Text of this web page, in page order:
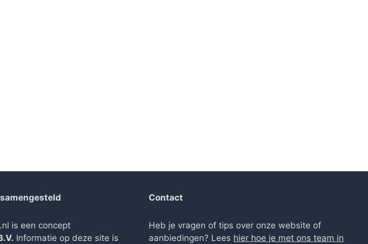
is een concept
Informatie op deze site is
Contact
Heb je vragen of tips over onze website of
aanbiedingen? Lees hier hoe je met ons team in